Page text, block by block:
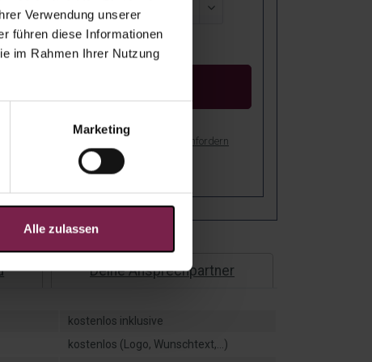
Verwendung unserer
führen diese Informationen
im Rahmen Ihrer Nutzung
Marketing
Alle zulassen
Muster anfordern
Lieferung nach Deutschland!
Deine Ansprechpartner
kostenlos inklusive
kostenlos (Logo, Wunschtext,...)